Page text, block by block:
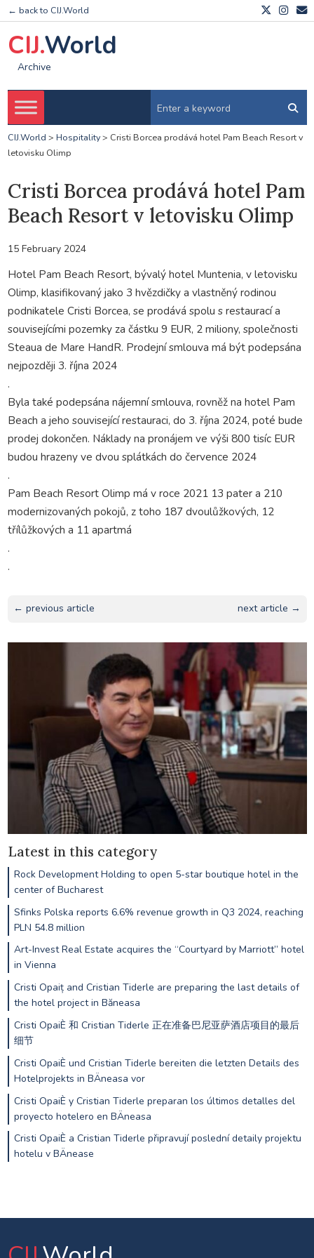
← back to CIJ.World
CIJ.World
Archive
CIJ.World > Hospitality> Cristi Borcea prodává hotel Pam Beach Resort v
letovisku Olimp
Cristi Borcea prodává hotel Pam
Beach Resort v letovisku Olimp
15 February 2024
Hotel Pam Beach Resort, bývalý hotel Muntenia, v letovisku
Olimp, klasifikovaný jako 3 hvězdičky a vlastněný rodinou
podnikatele Cristi Borcea, se prodává spolu s restaurací a
souvisejícími pozemky za částku 9 EUR, 2 miliony, společnosti
Steaua de Mare HandR. Prodejní smlouva má být podepsána
nejpozději 3. října 2024
.
Byla také podepsána nájemní smlouva, rovněž na hotel Pam
Beach a jeho související restauraci, do 3. října 2024, poté bude
prodej dokončen. Náklady na pronájem ve výši 800 tisíc EUR
budou hrazeny ve dvou splátkách do července 2024
.
Pam Beach Resort Olimp má v roce 2021 13 pater a 210
modernizovaných pokojů, z toho 187 dvoulůžkových, 12
třílůžkových a 11 apartmá
.
.
← previous article next article →
Latest in this category
Rock Development Holding to open 5-star boutique hotel in the
center of Bucharest
Sfinks Polska reports 6.6% revenue growth in Q3 2024, reaching
PLN 54.8 million
Art-Invest Real Estate acquires the “Courtyard by Marriott” hotel
in Vienna
Cristi Opaiț and Cristian Tiderle are preparing the last details of
the hotel project in Băneasa
Cristi OpaiÈ 和 Cristian Tiderle 正在准备巴尼亚萨酒店项目的最后
细节
Cristi OpaiÈ und Cristian Tiderle bereiten die letzten Details des
Hotelprojekts in BÄneasa vor
Cristi OpaiÈ y Cristian Tiderle preparan los últimos detalles del
proyecto hotelero en BÄneasa
Cristi OpaiÈ a Cristian Tiderle připravují poslední detaily projektu
hotelu v BÄnease